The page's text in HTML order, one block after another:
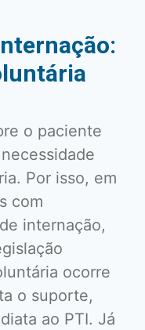
o paciente
Por isso, em
com
internação,
ocorre
o suporte,
ao PTI. Já